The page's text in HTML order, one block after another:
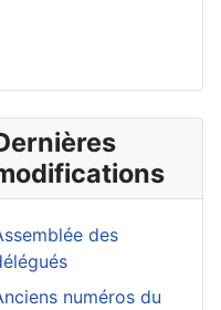
des
numéros du